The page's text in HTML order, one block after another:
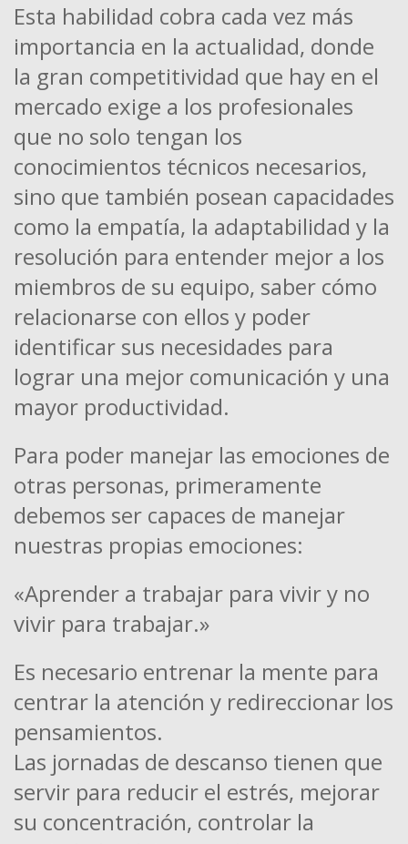
Esta habilidad cobra cada vez más
importancia en la actualidad, donde
la gran competitividad que hay en el
mercado exige a los profesionales
que no solo tengan los
conocimientos técnicos necesarios,
sino que también posean capacidades
como la empatía, la adaptabilidad y la
resolución para entender mejor a los
miembros de su equipo, saber cómo
relacionarse con ellos y poder
identificar sus necesidades para
lograr una mejor comunicación y una
mayor productividad.
Para poder manejar las emociones de
otras personas, primeramente
debemos ser capaces de manejar
nuestras propias emociones:
«Aprender a trabajar para vivir y no
vivir para trabajar.»
Es necesario entrenar la mente para
centrar la atención y redireccionar los
pensamientos.
Las jornadas de descanso tienen que
servir para reducir el estrés, mejorar
su concentración, controlar la